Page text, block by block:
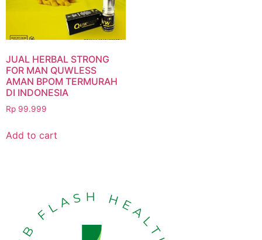
JUAL HERBAL STRONG
FOR MAN QUWLESS
AMAN BPOM TERMURAH
DI INDONESIA
Rp 99.999
Add to cart